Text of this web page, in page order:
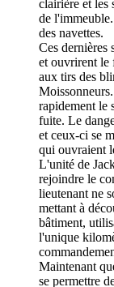
clairière et les
de
des navettes.
Ces dernières
et ouvrirent le
aux tirs des
rapidement le
fuite. Le
et ceux-ci se
qui ouvraient
L'unité de
rejoindre le
lieutenant ne
mettant à
bâtiment,
l'unique
Maintenant
se permettre